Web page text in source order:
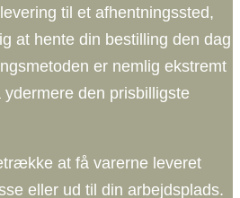
til et afhentningssted,
at hente din bestilling den dag
er nemlig ekstremt
den prisbilligste
at få varerne leveret
eller ud til din arbejdsplads.